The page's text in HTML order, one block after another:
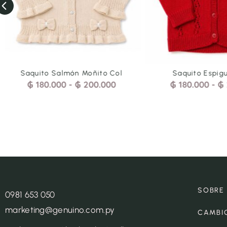
Saquito Espiguita Rojo
₲180.000 - ₲200.000
Saquito Sofi
₲180.000 - ₲
0981 653 050
marketing@genuino.com.py
SOBRE